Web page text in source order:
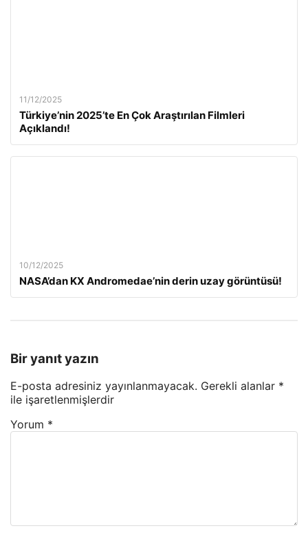
11/12/2025
Türkiye’nin 2025’te En Çok Araştırılan Filmleri
Açıklandı!
10/12/2025
NASA’dan KX Andromedae’nin derin uzay görüntüsü!
Bir yanıt yazın
E-posta adresiniz yayınlanmayacak. Gerekli alanlar *
ile işaretlenmişlerdir
Yorum *